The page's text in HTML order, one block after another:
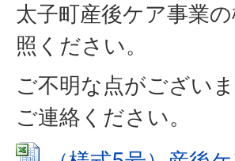
太子町産後ケア事業
照ください。
ご不明な点がござい
ご連絡ください。